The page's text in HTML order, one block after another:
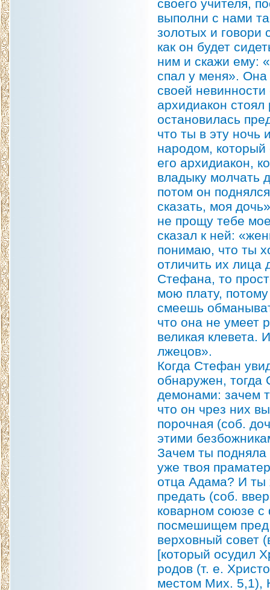
своего учителя,
выполни с нами
золотых и говори
как он будет
ним и скажи ему:
спал у меня». Она
своей
архидиакон
остановилась
что ты в эту ночь
народом, который
его архидиакон,
владыку молчать
потом он
сказать, моя
не прощу тебе
сказал к ней:
понимаю, что ты
отличить их лица
Стефана, то
мою плату,
смеешь
что она не умеет
великая клевета.
лжецов».
Когда Стефан
обнаружен, тогда
демонами: зачем
что он чрез них
порочная (соб.
этими
Зачем ты подняла
уже твоя
отца Адама? И ты
предать (соб.
коварном союзе с
посмешищем пред
верховный совет
[который осудил
родов (т. е.
местом Мих. 5,1),